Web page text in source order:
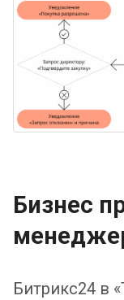
Бизнес
Битрикс24 в